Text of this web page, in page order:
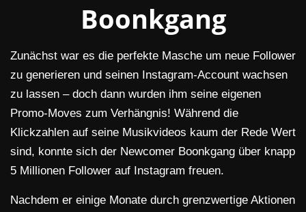
Boonkgang
Zunächst war es die perfekte Masche um neue Follower
zu generieren und seinen Instagram-Account wachsen
zu lassen – doch dann wurden ihm seine eigenen
Promo-Moves zum Verhängnis! Während die
Klickzahlen auf seine Musikvideos kaum der Rede Wert
sind, konnte sich der Newcomer Boonkgang über knapp
5 Millionen Follower auf Instagram freuen.
Nachdem er einige Monate durch grenzwertige Aktionen